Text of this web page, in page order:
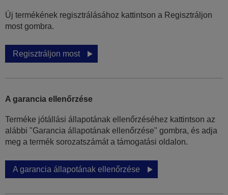
Új termékének regisztrálásához kattintson a Regisztráljon
most gombra.
Regisztráljon most
A garancia ellenőrzése
Terméke jótállási állapotának ellenőrzéséhez kattintson az
alábbi "Garancia állapotának ellenőrzése" gombra, és adja
meg a termék sorozatszámát a támogatási oldalon.
A garancia állapotának ellenőrzése